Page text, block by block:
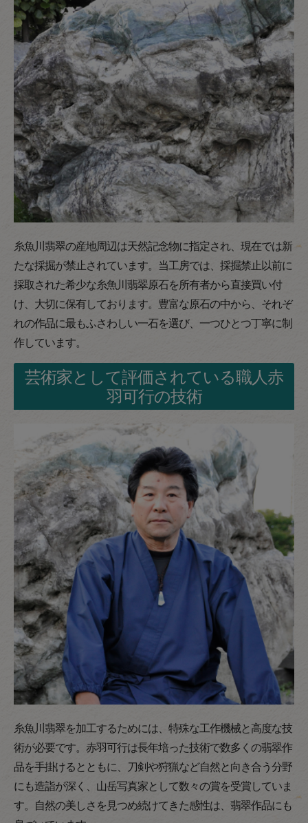
糸魚川翡翠の産地周辺は天然記念物に指定され、現在では新
たな採掘が禁止されています。当工房では、採掘禁止以前に
採取された希少な糸魚川翡翠原石を所有者から直接買い付
け、大切に保有しております。豊富な原石の中から、それぞ
れの作品に最もふさわしい一石を選び、一つひとつ丁寧に制
作しています。
芸術家として評価されている職人赤
羽可行の技術
糸魚川翡翠を加工するためには、特殊な工作機械と高度な技
術が必要です。赤羽可行は長年培った技術で数多くの翡翠作
品を手掛けるとともに、刀剣や狩猟など自然と向き合う分野
にも造詣が深く、山岳写真家として数々の賞を受賞していま
す。自然の美しさを見つめ続けてきた感性は、翡翠作品にも